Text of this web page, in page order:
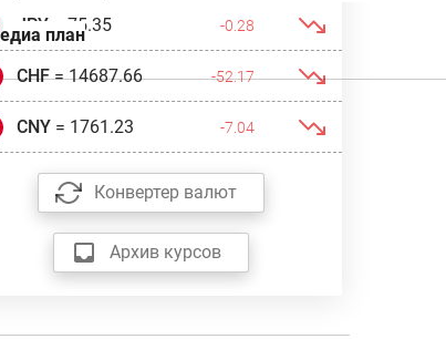
план
JPY= 75.35 -0.28
CHF= 14687.66 -52.17
CNY= 1761.23 -7.04
Конвертер валют
Архив курсов